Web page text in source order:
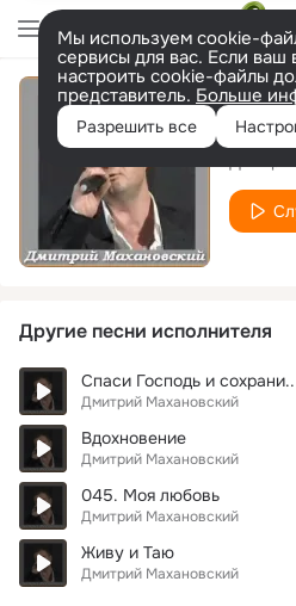
Мы используем cookie-
сервисы для вас. Если ваш
настроить cookie-файлы
представитель. Больше
Разрешить все
Другие песни исполнителя
Спаси Господь и сохрани..
Дмитрий Махановский
Вдохновение
Дмитрий Махановский
045. Моя любовь
Дмитрий Махановский
Живу и Таю
Дмитрий Махановский